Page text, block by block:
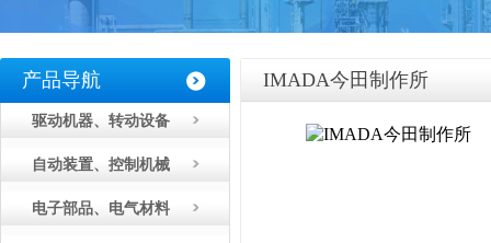
产品导航
驱动机器、转动设备
自动装置、控制机械
电子部品、电气材料
IMADA今田制作所